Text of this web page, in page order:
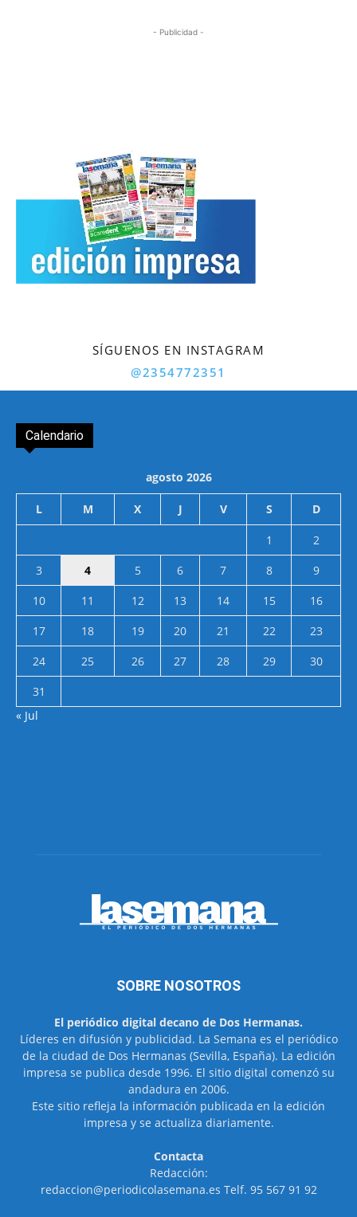
- Publicidad -
SÍGUENOS EN INSTAGRAM
@2354772351
Calendario
agosto 2026
L M X J V S D
1
2
3
4 5 6 7 8
9
10
11 12 13 14 15
16
17
18 19 20 21 22
23
24
25 26 27 28 29
30
31
« Jul
SOBRE NOSOTROS
El periódico digital decano de Dos Hermanas.
Líderes en difusión y publicidad. La Semana es el periódico
de la ciudad de Dos Hermanas (Sevilla, España). La edición
impresa se publica desde 1996. El sitio digital comenzó su
andadura en 2006.
Este sitio refleja la información publicada en la edición
impresa y se actualiza diariamente.
Contacta
Redacción:
redaccion@periodicolasemana.es Telf. 95 567 91 92